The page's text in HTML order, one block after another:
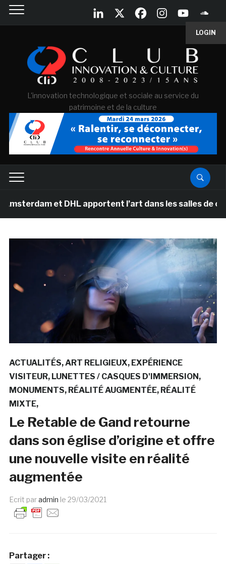
LOGIN
L'innovation technologique et sociale au service du
patrimoine et de la culture
et DHL apportent l’art dans les salles de classe des
ACTUALITÉS ART RELIGIEUX EXPÉRIENCE
VISITEUR LUNETTES / CASQUES D'IMMERSION
MONUMENTS RÉALITÉ AUGMENTÉE RÉALITÉ
MIXTE
Le Retable de Gand retourne
dans son église d’origine et offre
une nouvelle visite en réalité
augmentée
Ecrit paradmin le 29/03/2021
Partager :